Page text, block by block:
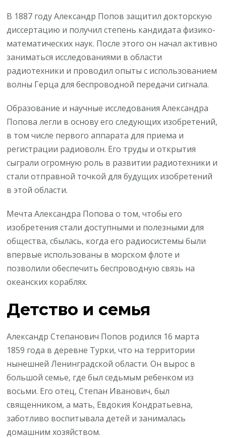
В 1887 году Александр Попов защитил докторскую
диссертацию и получил степень кандидата физико-
математических наук. После этого он начал активно
заниматься исследованиями в области
радиотехники и проводил опыты с использованием
волны Герца для беспроводной передачи сигнала.
Образование и научные исследования Александра
Попова легли в основу его следующих изобретений,
в том числе первого аппарата для приема и
регистрации радиоволн. Его труды и открытия
сыграли огромную роль в развитии радиотехники и
стали отправной точкой для будущих изобретений
в этой области.
Мечта Александра Попова о том, чтобы его
изобретения стали доступными и полезными для
общества, сбылась, когда его радиосистемы были
впервые использованы в морском флоте и
позволили обеспечить беспроводную связь на
океанских кораблях.
Детство и семья
Александр Степанович Попов родился 16 марта
1859 года в деревне Турки, что на территории
нынешней Ленинградской области. Он вырос в
большой семье, где был седьмым ребенком из
восьми. Его отец, Степан Иванович, был
священником, а мать, Евдокия Кондратьевна,
заботливо воспитывала детей и занималась
домашним хозяйством.